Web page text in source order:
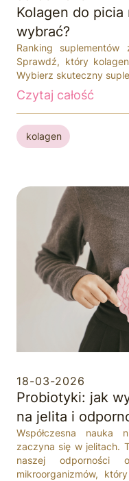
Kolagen do
wybrać?
Ranking
Sprawdź, który
Wybierz skuteczny
Czytaj całość
kolagen
18-03-2026
Probiotyki: jak
na jelita i
Współczesna nauka
zaczyna się w jelitach.
naszej odporności
mikroorganizmów,